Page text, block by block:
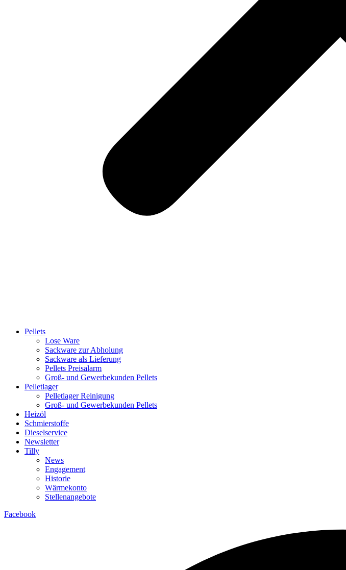
Pellets
Lose Ware
Sackware zur Abholung
Sackware als Lieferung
Pellets Preisalarm
Groß- und Gewerbekunden Pellets
Pelletlager
Pelletlager Reinigung
Groß- und Gewerbekunden Pellets
Heizöl
Schmierstoffe
Dieselservice
Newsletter
Tilly
News
Engagement
Historie
Wärmekonto
Stellenangebote
Facebook